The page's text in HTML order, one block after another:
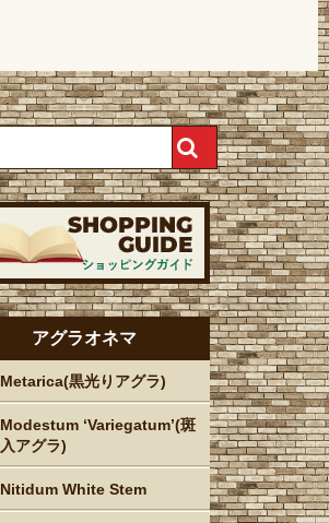
アグラオネマ
Metarica(黒光りアグラ)
Modestum ‘Variegatum’(斑
入アグラ)
Nitidum White Stem